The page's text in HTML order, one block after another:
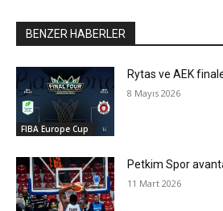
BENZER HABERLER
FIBA Europe Cup
Rytas ve AEK
8 Mayıs 2026
Petkim Spor
11 Mart 2026